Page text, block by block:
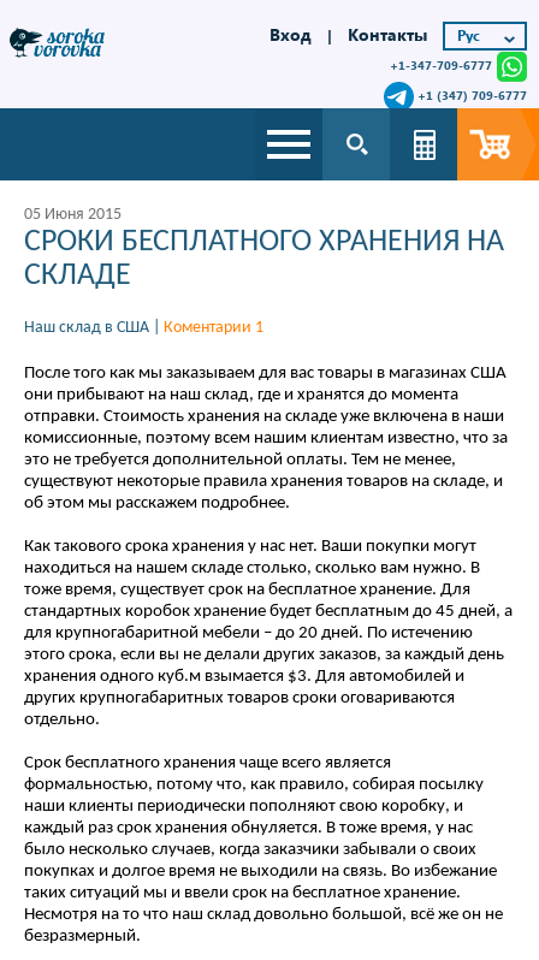
Вход | Контакты
+1-347-709-6777
+1 (347) 709-6777
05 Июня 2015
СРОКИ БЕСПЛАТНОГО ХРАНЕНИЯ НА
СКЛАДЕ
Наш склад в США Коментарии 1
После того как мы заказываем для вас товары в магазинах США
они прибывают на наш склад, где и хранятся до момента
отправки. Стоимость хранения на складе уже включена в наши
комиссионные, поэтому всем нашим клиентам известно, что за
это не требуется дополнительной оплаты. Тем не менее,
существуют некоторые правила хранения товаров на складе, и
об этом мы расскажем подробнее.
Как такового срока хранения у нас нет. Ваши покупки могут
находиться на нашем складе столько, сколько вам нужно. В
тоже время, существует срок на бесплатное хранение. Для
стандартных коробок хранение будет бесплатным до 45 дней, а
для крупногабаритной мебели – до 20 дней. По истечению
этого срока, если вы не делали других заказов, за каждый день
хранения одного куб.м взымается $3. Для автомобилей и
других крупногабаритных товаров сроки оговариваются
отдельно.
Срок бесплатного хранения чаще всего является
формальностью, потому что, как правило, собирая посылку
наши клиенты периодически пополняют свою коробку, и
каждый раз срок хранения обнуляется. В тоже время, у нас
было несколько случаев, когда заказчики забывали о своих
покупках и долгое время не выходили на связь. Во избежание
таких ситуаций мы и ввели срок на бесплатное хранение.
Несмотря на то что наш склад довольно большой, всё же он не
безразмерный.